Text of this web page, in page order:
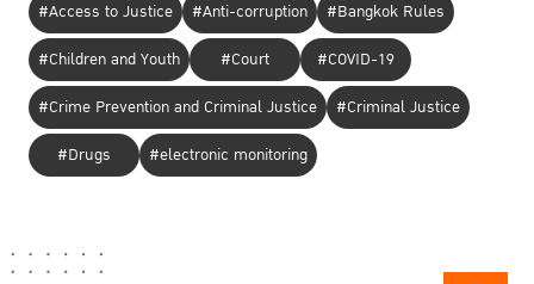
#Access to Justice #Anti-corruption
#Bangkok Rules
#Children and Youth
#Court
#COVID-19
#Crime Prevention and Criminal Justice
#Criminal Justice
#Drugs
#electronic monitoring